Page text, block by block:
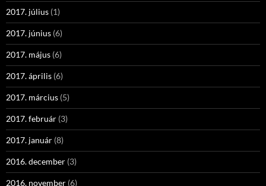
2017. július (1)
2017. június (6)
2017. május (6)
2017. április (6)
2017. március (5)
2017. február (3)
2017. január (8)
2016. december (3)
2016. november (6)